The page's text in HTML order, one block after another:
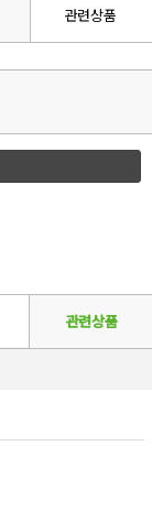
관련상품
관련상품